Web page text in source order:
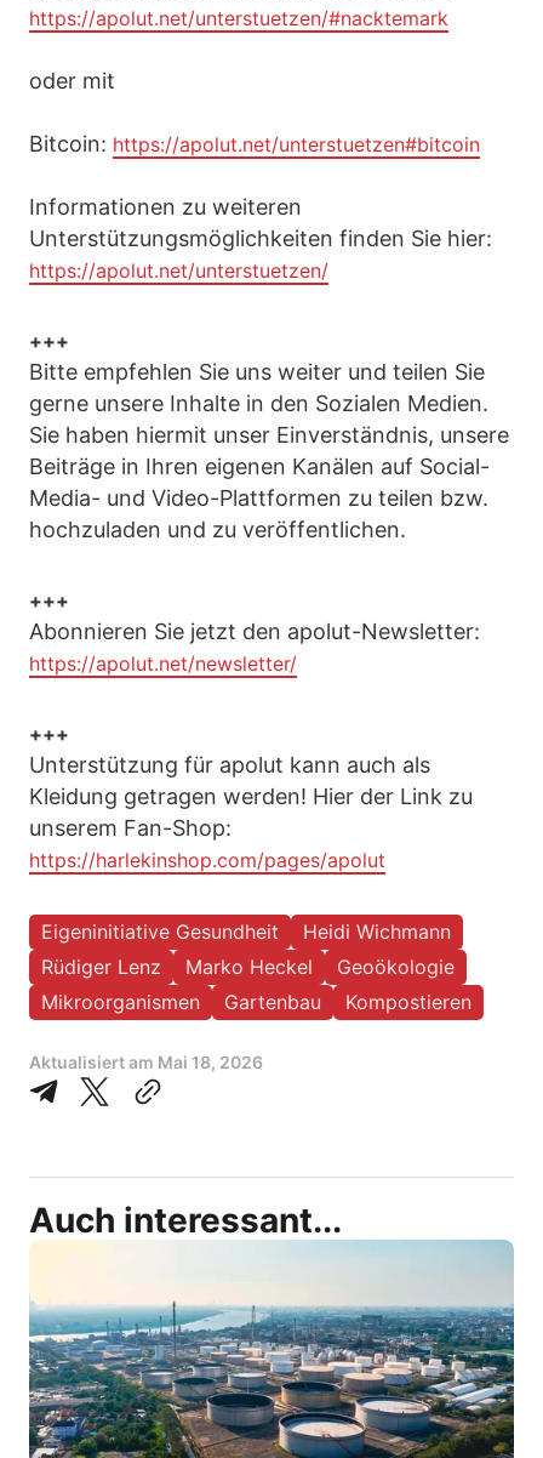
https://apolut.net/unterstuetzen/#nacktemark
oder mit
Bitcoin: https://apolut.net/unterstuetzen#bitcoin
Informationen zu weiteren
Unterstützungsmöglichkeiten finden Sie hier:
https://apolut.net/unterstuetzen/
+++
Bitte empfehlen Sie uns weiter und teilen Sie
gerne unsere Inhalte in den Sozialen Medien.
Sie haben hiermit unser Einverständnis, unsere
Beiträge in Ihren eigenen Kanälen auf Social-
Media- und Video-Plattformen zu teilen bzw.
hochzuladen und zu veröffentlichen.
+++
Abonnieren Sie jetzt den apolut-Newsletter:
https://apolut.net/newsletter/
+++
Unterstützung für apolut kann auch als
Kleidung getragen werden! Hier der Link zu
unserem Fan-Shop:
https://harlekinshop.com/pages/apolut
Eigeninitiative Gesundheit
Heidi Wichmann
Rüdiger Lenz
Marko Heckel
Geoökologie
Mikroorganismen
Gartenbau Kompostieren
Aktualisiert am Mai 18, 2026
Auch interessant...